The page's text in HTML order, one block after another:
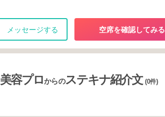
メッセージする 空席を確認してみる
美容プロからのステキナ紹介文(0件)